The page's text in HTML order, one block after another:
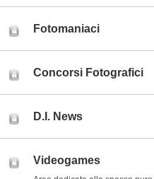
Fotomaniaci
Concorsi Fotografici
D.I. News
Videogames